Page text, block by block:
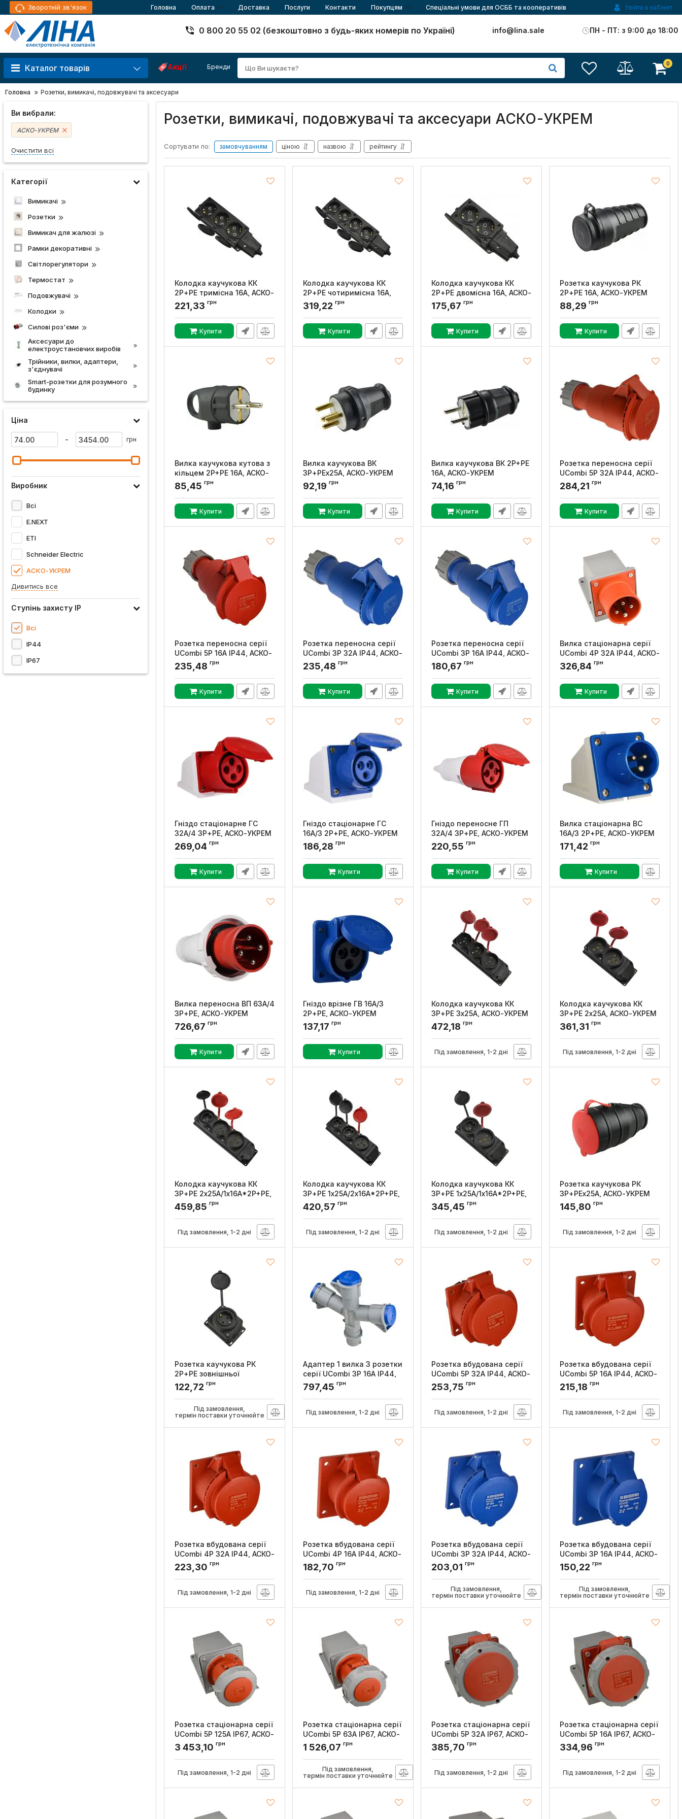
Зворотній зв'язок Головна Оплата Доставка Послуги Контакти Покупцям Спеціальні умови для ОСББ та кооперативів Увійти в кабінет
0 800 20 55 02 (безкоштовно з будь-яких номерів по Україні) info@lina.sale ПН - ПТ: з 9:00 до 18:00
Каталог товарів Акції Бренди 0
Головна Розетки, вимикачі, подовжувачі та аксесуари
Ви вибрали:
АСКО-УКРЕМ
Очистити всі
Категорії
Вимикачі
Розетки
Вимикач для жалюзі
Рамки декоративні
Cвітлорегулятори
Термостат
Подовжувачі
Колодки
Силові роз'єми
Аксесуари до
електроустановчих виробів
Трійники, вилки, адаптери,
з'єднувачі
Smart-розетки для розумного
будинку
Ціна
- грн
Виробник
Всі
E.NEXT
ETI
Schneider Electric
АСКО-УКРЕМ
Дивитись все
Ступінь захисту IP
Всі
IP44
IP67
Розетки, вимикачі, подовжувачі та аксесуари АСКО-УКРЕМ
Сортувати по: замовчуванням ціною назвою рейтингу
Колодка каучукова КК
2Р+PE тримісна 16А, АСКО-
УКРЕМ
Артикул:
221,33 грн
Купити
Колодка каучукова КК
2Р+PE чотиримісна 16А,
АСКО-УКРЕМ
Артикул:
319,22 грн
Купити
Колодка каучукова КК
2Р+PE двомісна 16А, АСКО-
УКРЕМ
Артикул:
175,67 грн
Купити
Розетка каучукова РК
2Р+PE 16А, АСКО-УКРЕМ
Артикул:A0250010004
88,29 грн
Купити
Вилка каучукова кутова з
кільцем 2P+PE 16А, АСКО-
УКРЕМ
Артикул:
85,45 грн
Купити
Вилка каучукова ВК
3Р+РЕx25А, АСКО-УКРЕМ
Артикул: A0250010003
92,19 грн
Купити
Вилка каучукова ВК 2P+PE
16А, АСКО-УКРЕМ
Артикул:A0250010001
74,16 грн
Купити
Розетка переносна серії
UСombi 5P 32A IP44, АСКО-
УКРЕМ
Артикул:
284,21 грн
Купити
Розетка переносна серії
UСombi 5P 16A IP44, АСКО-
УКРЕМ
Артикул:
235,48 грн
Купити
Розетка переносна серії
UСombi 3P 32A IP44, АСКО-
УКРЕМ
Артикул:
235,48 грн
Купити
Розетка переносна серії
UСombi 3P 16A IP44, АСКО-
УКРЕМ
Артикул:
180,67 грн
Купити
Вилка стаціонарна серії
UСombi 4P 32A IP44, АСКО-
УКРЕМ
Артикул:
326,84 грн
Купити
Гніздо стаціонарне ГC
32А/4 3Р+РЕ, АСКО-УКРЕМ
Артикул: A0080040005
269,04 грн
Купити
Гніздо стаціонарне ГС
16А/3 2Р+РЕ, АСКО-УКРЕМ
Артикул:A0080040001
186,28 грн
Купити
Гніздо переносне ГП
32А/4 3Р+РЕ, АСКО-УКРЕМ
Артикул: A0080020005
220,55 грн
Купити
Вилка стаціонарна ВС
16А/3 2Р+РЕ, АСКО-УКРЕМ
Артикул:A0080060001
171,42 грн
Купити
Вилка переносна ВП 63А/4
3Р+РЕ, АСКО-УКРЕМ
Артикул:A0080010008
726,67 грн
Купити
Гніздо врізне ГВ 16А/3
2Р+РЕ, АСКО-УКРЕМ
Артикул: A0080030001
137,17 грн
Купити
Колодка каучукова КК
3Р+РЕ 3x25А, АСКО-УКРЕМ
Артикул:A0250010015
472,18 грн
Під замовлення, 1-2 дні
Колодка каучукова КК
3Р+РЕ 2x25А, АСКО-УКРЕМ
Артикул:A0250010012
361,31 грн
Під замовлення, 1-2 дні
Колодка каучукова КК
3Р+РЕ 2x25А/1x16A*2P+PE,
АСКО-УКРЕМ
Артикул:
459,85 грн
Під замовлення, 1-2 дні
Колодка каучукова КК
3Р+РЕ 1x25А/2x16A*2P+PE,
АСКО-УКРЕМ
Артикул:
420,57 грн
Під замовлення, 1-2 дні
Колодка каучукова КК
3Р+РЕ 1x25А/1x16A*2P+PE,
АСКО-УКРЕМ
Артикул:
345,45 грн
Під замовлення, 1-2 дні
Розетка каучукова РК
3Р+РЕx25А, АСКО-УКРЕМ
Артикул:A0250010006
145,80 грн
Під замовлення, 1-2 дні
Розетка каучукова РК
2Р+PE зовнішньої
установки 16А, АСКО-
УКРЕМ
122,72 грн
Під замовлення,
термін поставки уточнюйте
Адаптер 1 вилка 3 розетки
серії UСombi 3P 16A IP44,
АСКО-УКРЕМ
Артикул:
797,45 грн
Під замовлення, 1-2 дні
Розетка вбудована серії
UCombi 5P 32A IP44, АСКО-
УКРЕМ
Артикул:
253,75 грн
Під замовлення, 1-2 дні
Розетка вбудована серії
UCombi 5P 16A IP44, АСКО-
УКРЕМ
Артикул:
215,18 грн
Під замовлення, 1-2 дні
Розетка вбудована серії
UCombi 4P 32A IP44, АСКО-
УКРЕМ
Артикул:
223,30 грн
Під замовлення, 1-2 дні
Розетка вбудована серії
UCombi 4P 16A IP44, АСКО-
УКРЕМ
Артикул:
182,70 грн
Під замовлення, 1-2 дні
Розетка вбудована серії
UCombi 3P 32A IP44, АСКО-
УКРЕМ
Артикул:
203,01 грн
Під замовлення,
термін поставки уточнюйте
Розетка вбудована серії
UCombi 3P 16A IP44, АСКО-
УКРЕМ
Артикул:
150,22 грн
Під замовлення,
термін поставки уточнюйте
Розетка стаціонарна серії
UСombi 5P 125A IP67, АСКО-
УКРЕМ
A0080010157
3 453,10 грн
Під замовлення, 1-2 дні
Розетка стаціонарна серії
UСombi 5P 63A IP67, АСКО-
УКРЕМ
Артикул:
1 526,07 грн
Під замовлення,
термін поставки уточнюйте
Розетка стаціонарна серії
UСombi 5P 32A IP67, АСКО-
УКРЕМ
Артикул:
385,70 грн
Під замовлення, 1-2 дні
Розетка стаціонарна серії
UСombi 5P 16A IP67, АСКО-
УКРЕМ
Артикул:
334,96 грн
Під замовлення, 1-2 дні